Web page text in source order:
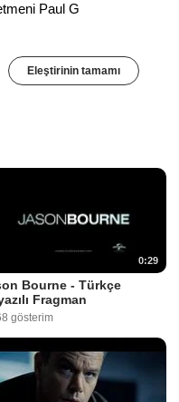
Paul G
Eleştirinin tamamı
0:29
Bourne - Türkçe
Fragman
gösterim